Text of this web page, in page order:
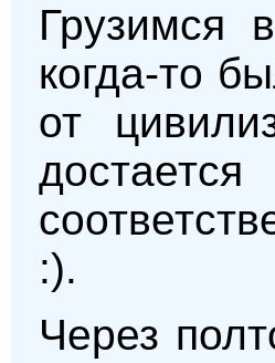
Грузимся
когда-то
от
:).
Через